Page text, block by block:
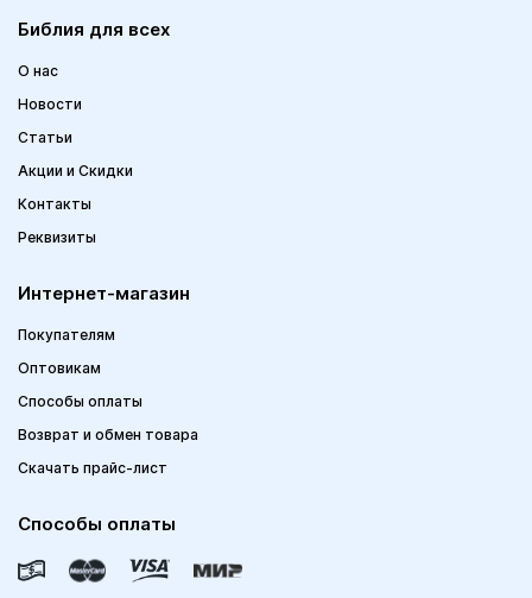
Библия для всех
О нас
Новости
Статьи
Акции и Скидки
Контакты
Реквизиты
Интернет-магазин
Покупателям
Оптовикам
Способы оплаты
Возврат и обмен товара
Скачать прайс-лист
Способы оплаты